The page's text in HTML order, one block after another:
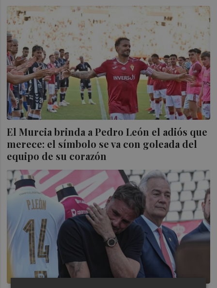
El Murcia brinda a Pedro León el adiós que
merece: el símbolo se va con goleada del
equipo de su corazón